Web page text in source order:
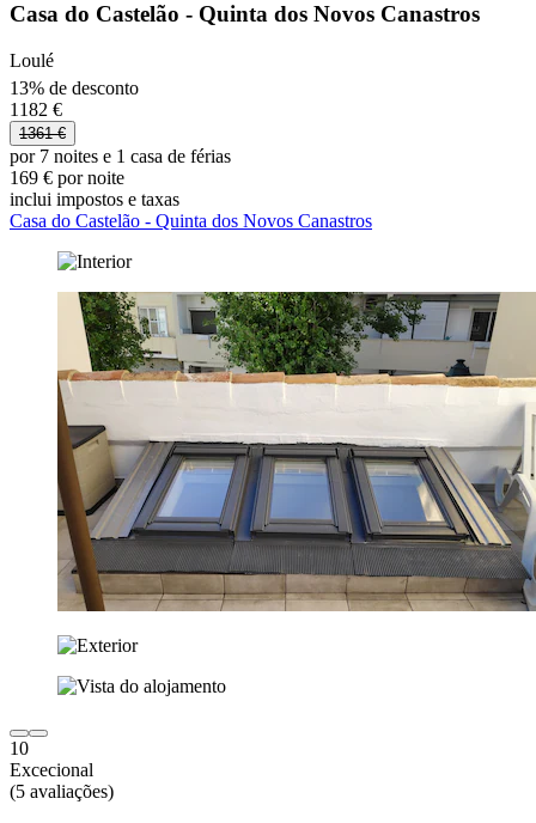
Casa do Castelão - Quinta dos Novos Canastros
Loulé
13% de desconto
1182 €
1361 €
por 7 noites e 1 casa de férias
169 € por noite
inclui impostos e taxas
Casa do Castelão - Quinta dos Novos Canastros
10
Excecional
(5 avaliações)